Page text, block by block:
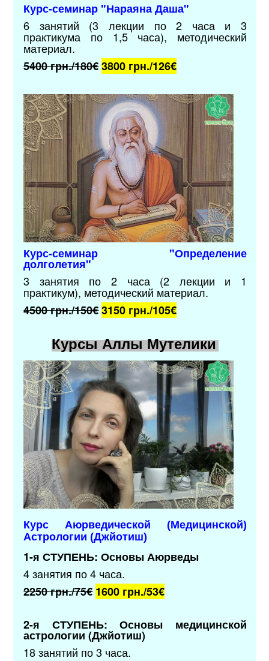
Курс-семинар "Нараяна Даша"
6 занятий (3 лекции по 2 часа и 3
практикума по 1,5 часа), методический
материал.
5400 грн./180€3800 грн./126€
Курс-семинар "Определение
долголетия"
3 занятия по 2 часа (2 лекции и 1
практикум), методический материал.
4500 грн./150€3150 грн./105€
Курсы Аллы Мутелики
Курс Аюрведической (Медицинской)
Астрологии (Джйотиш)
1-я СТУПЕНЬ: Основы Аюрведы
4 занятия по 4 часа.
2250 грн./75€ 1600 грн./53€
2-я СТУПЕНЬ: Основы медицинской
астрологии (Джйотиш)
18 занятий по 3 часа.